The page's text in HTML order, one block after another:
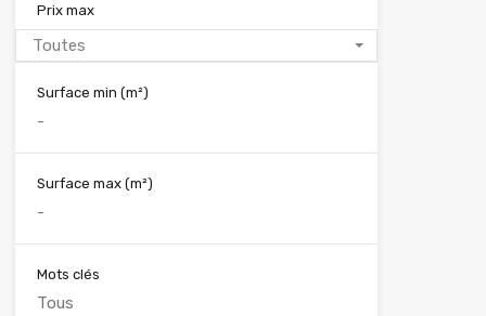
Prix max
Toutes
Surface min (m²)
Surface max (m²)
Mots clés